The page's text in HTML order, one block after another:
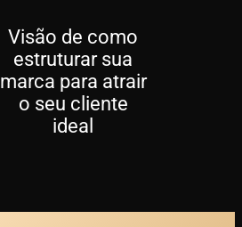
Visão de como
estruturar sua
marca para atrair
o seu cliente
ideal